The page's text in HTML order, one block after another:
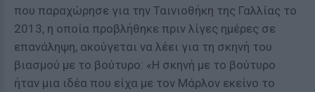
που παραχώρησε για την Ταινιοθήκη της Γαλλίας το
2013, η οποία προβλήθηκε πριν λίγες ημέρες σε
επανάληψη, ακούγεται να λέει για τη σκηνή του
βιασμού με το βούτυρο: «Η σκηνή με το βούτυρο
ήταν μια ιδέα που είχα με τον Μάρλον εκείνο το